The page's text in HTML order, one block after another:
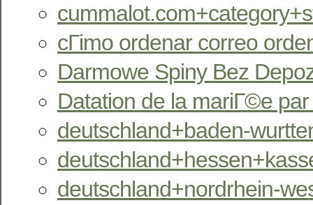
cГіmo ordenar correo
Darmowe Spiny Bez
Datation de la mariГ©e
deutschland+baden-
deutschland+nordrhein-